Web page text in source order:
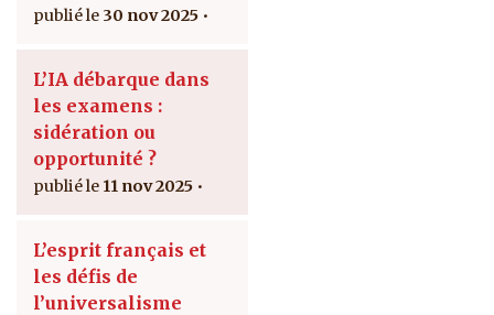
30 nov 2025
L’IA débarque dans
les examens :
sidération ou
opportunité ?
11 nov 2025
L’esprit français et
les défis de
l’universalisme